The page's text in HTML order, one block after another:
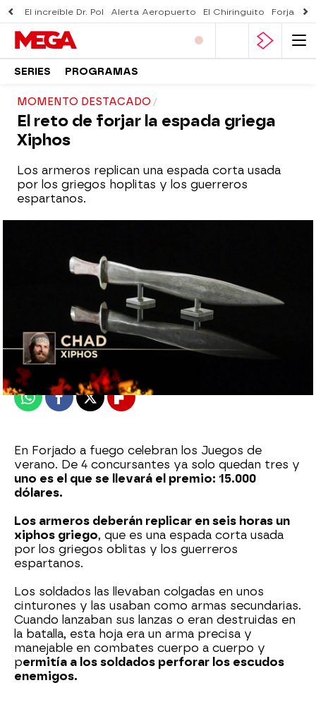
El increíble Dr. Pol Alerta Aeropuerto El Chiringuito Forjado
SERIES PROGRAMAS
MOMENTO DESTACADO
El reto de forjar la espada griega
Xiphos
Los armeros replican una espada corta usada
por los griegos hoplitas y los guerreros
espartanos.
Publicado:
WhatsappFacebook
X Flipboard
En Forjado a fuego celebran los Juegos de
verano. De 4 concursantes ya solo quedan tres y
uno es el que se llevará el premio: 15.000
dólares.
Los armeros deberán replicar en seis horas un
xiphos griego, que es una espada corta usada
por los griegos oblitas y los guerreros
espartanos.
Los soldados las llevaban colgadas en unos
cinturones y las usaban como armas secundarias.
Cuando lanzaban sus lanzas o eran destruidas en
la batalla, esta hoja era un arma precisa y
manejable en combates cuerpo a cuerpo y
permitía a los soldados perforar los escudos
enemigos.